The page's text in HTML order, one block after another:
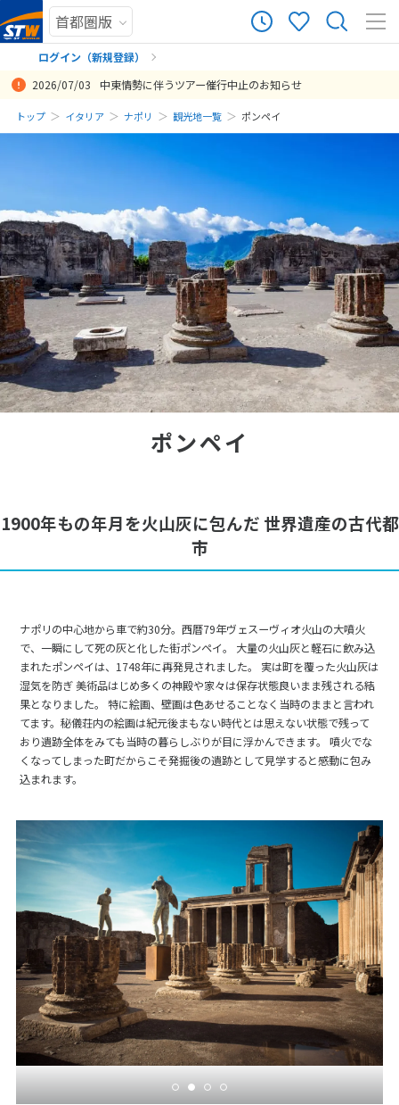
ログイン（新規登録）
まだ履歴がありません
まだ登録がありません
2026/07/03 中東情勢に伴うツアー催行中止のお知らせ
トップ イタリア ナポリ 観光地一覧 ポンペイ
ポンペイ
1900年もの年月を火山灰に包んだ 世界遺産の古代都
市
ナポリの中心地から車で約30分。西暦79年ヴェスーヴィオ火山の大噴火
で、一瞬にして死の灰と化した街ポンペイ。 大量の火山灰と軽石に飲み込
まれたポンペイは、1748年に再発見されました。 実は町を覆った火山灰は
湿気を防ぎ 美術品はじめ多くの神殿や家々は保存状態良いまま残される結
果となりました。 特に絵画、壁画は色あせることなく当時のままと言われ
てます。秘儀荘内の絵画は紀元後まもない時代とは思えない状態で残って
おり遺跡全体をみても当時の暮らしぶりが目に浮かんできます。 噴火でな
くなってしまった町だからこそ発掘後の遺跡として見学すると感動に包み
込まれます。